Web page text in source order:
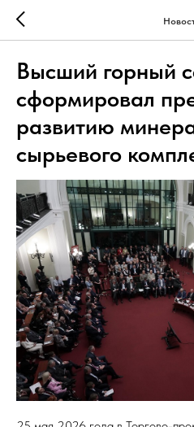
Высший горный
сформировал
развитию
сырьевого